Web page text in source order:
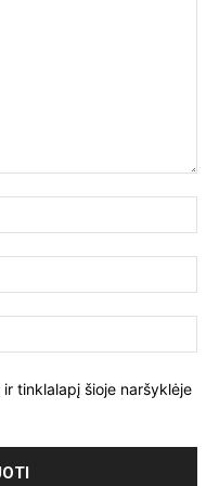
tinklalapį šioje naršyklėje